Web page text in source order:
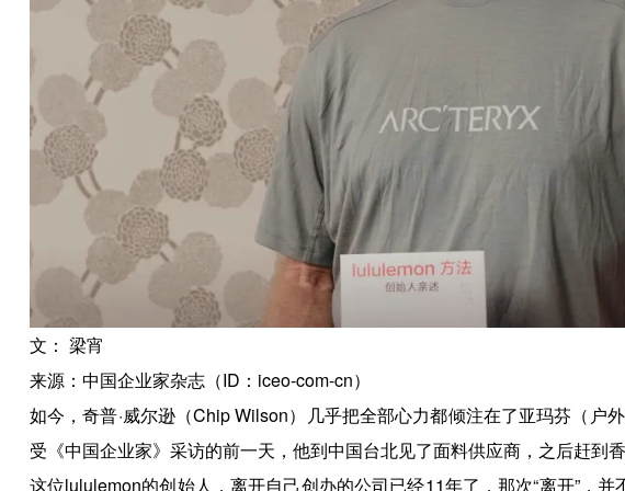
文： 梁宵
来源：中国企业家杂志（ID：iceo-com-cn）
如今，奇普·威尔逊（Chip Wilson）几乎把全部心力都倾注在了亚玛芬（户
受《中国企业家》采访的前一天，他到中国台北见了面料供应商，之后赶到
这位lululemon的创始人，离开自己创办的公司已经11年了，那次“离开”，